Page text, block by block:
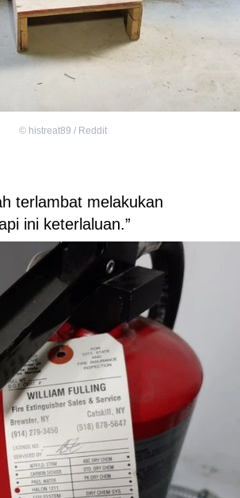
© histreat89 / Reddit
terlambat melakukan
ini keterlaluan.”